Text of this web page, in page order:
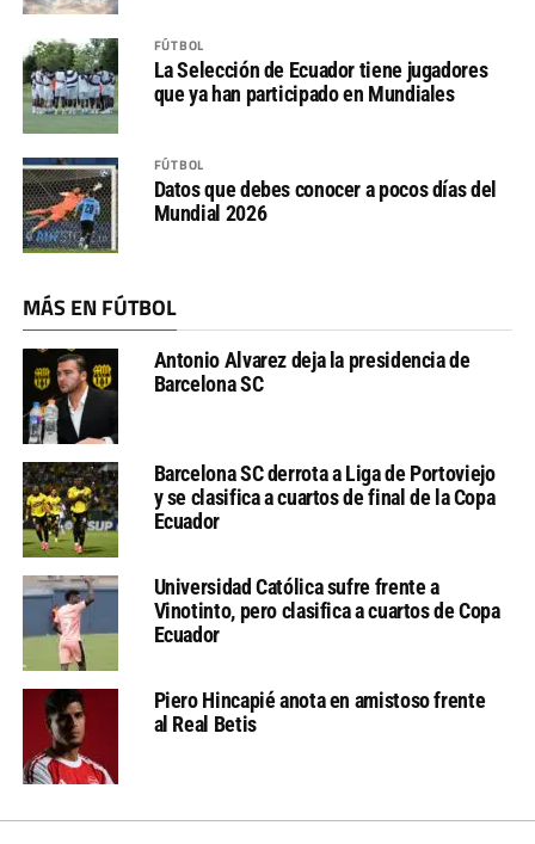
FÚTBOL
La Selección de Ecuador tiene jugadores
que ya han participado en Mundiales
FÚTBOL
Datos que debes conocer a pocos días del
Mundial 2026
MÁS EN FÚTBOL
Antonio Alvarez deja la presidencia de
Barcelona SC
Barcelona SC derrota a Liga de Portoviejo
y se clasifica a cuartos de final de la Copa
Ecuador
Universidad Católica sufre frente a
Vinotinto, pero clasifica a cuartos de Copa
Ecuador
Piero Hincapié anota en amistoso frente
al Real Betis